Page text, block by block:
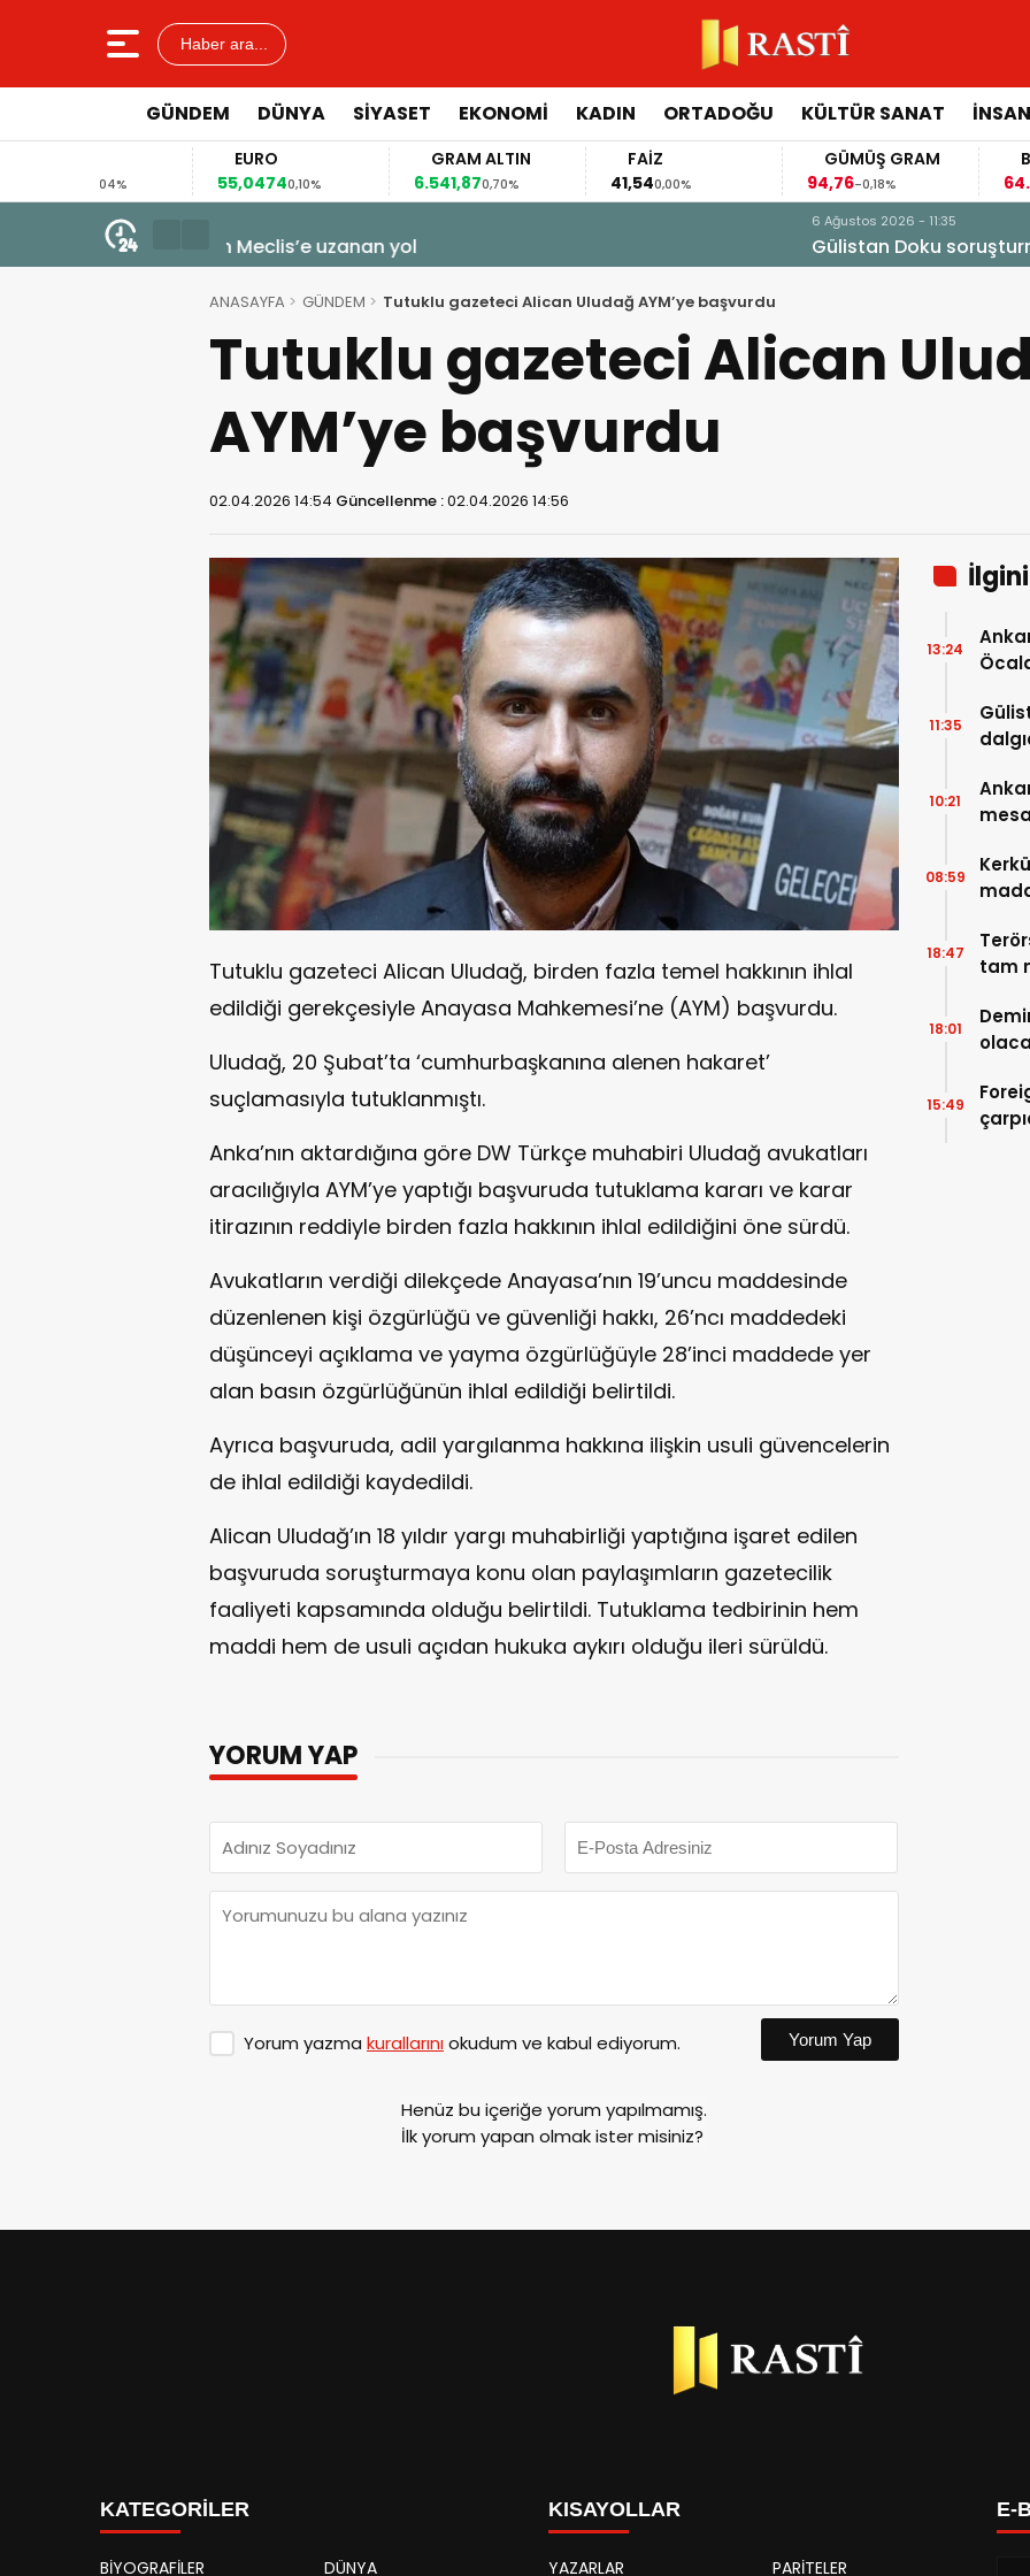
Haber ara...
GÜNDEM DÜNYA SİYASET EKONOMİ KADIN ORTADOĞU KÜLTÜR SANAT
EURO
55,04740,10%
GRAM ALTIN
6.541,87
0,70%
FAİZ
41,540,00%
GÜMÜŞ GRAM
94,76
-0,18%
BITCOIN
64.624,00
Gülistan Doku soruşturması: İki dalgıç tutuklandı
ANASAYFA GÜNDEM Tutuklu gazeteci Alican Uludağ AYM’ye başvurdu
Tutuklu gazeteci Alican
AYM’ye başvurdu
02.04.2026 14:54 Güncellenme :02.04.2026 14:56
Tutuklu gazeteci Alican Uludağ, birden fazla temel hakkının ihlal
edildiği gerekçesiyle Anayasa Mahkemesi’ne (AYM) başvurdu.
Uludağ, 20 Şubat’ta ‘cumhurbaşkanına alenen hakaret’
suçlamasıyla tutuklanmıştı.
Anka’nın aktardığına göre DW Türkçe muhabiri Uludağ avukatları
aracılığıyla AYM’ye yaptığı başvuruda tutuklama kararı ve karar
itirazının reddiyle birden fazla hakkının ihlal edildiğini öne sürdü.
Avukatların verdiği dilekçede Anayasa’nın 19’uncu maddesinde
düzenlenen kişi özgürlüğü ve güvenliği hakkı, 26’ncı maddedeki
düşünceyi açıklama ve yayma özgürlüğüyle 28’inci maddede yer
alan basın özgürlüğünün ihlal edildiği belirtildi.
Ayrıca başvuruda, adil yargılanma hakkına ilişkin usuli güvencelerin
de ihlal edildiği kaydedildi.
Alican Uludağ’ın 18 yıldır yargı muhabirliği yaptığına işaret edilen
başvuruda soruşturmaya konu olan paylaşımların gazetecilik
faaliyeti kapsamında olduğu belirtildi. Tutuklama tedbirinin hem
maddi hem de usuli açıdan hukuka aykırı olduğu ileri sürüldü.
YORUM YAP
Yorum yazma kurallarınıokudum ve kabul ediyorum. Yorum Yap
Henüz bu içeriğe yorum yapılmamış.
İlk yorum yapan olmak ister misiniz?
13:24
11:35
10:21
08:59
tam
18:47
18:01
15:49
KATEGORİLER
BİYOGRAFİLER DÜNYA
KISAYOLLAR
YAZARLAR PARİTELER
E-